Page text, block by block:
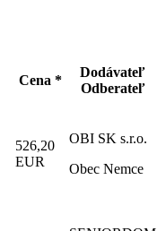
Cena *
Dodávateľ
Odberateľ
526,20
EUR
OBI SK s.r.o.
Obec Nemce